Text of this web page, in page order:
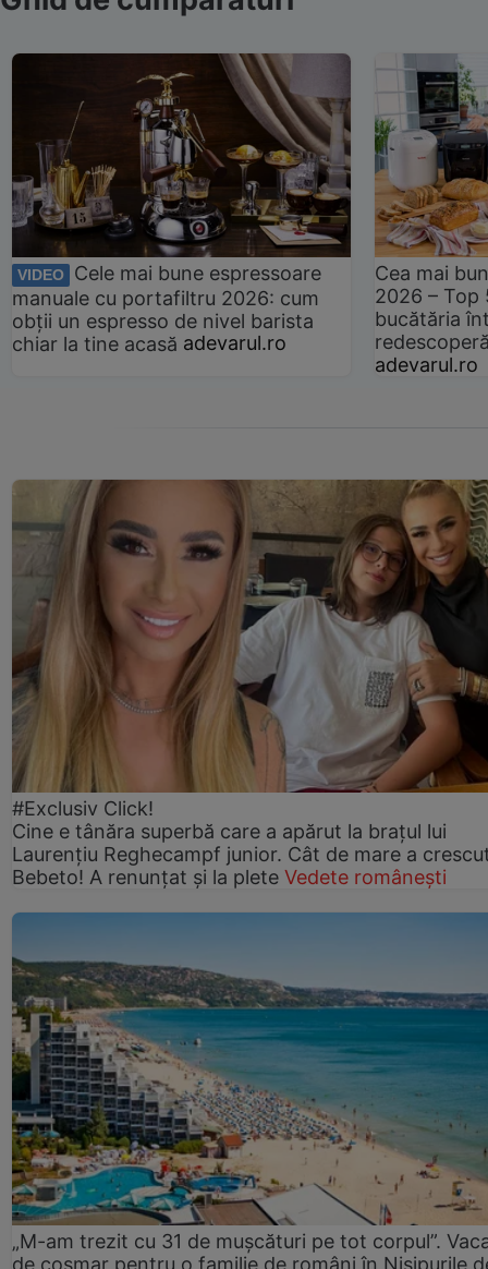
VIDEO
Cele mai bune espressoare
manuale cu portafiltru 2026: cum
obții un espresso de nivel barista
chiar la tine acasă adevarul.ro
Cea mai
2026 –
bucătăria
adevarul.ro
#Exclusiv Click!
Cine e tânăra superbă care a apărut la brațul lui
Laurențiu Reghecampf junior. Cât de mare a
Bebeto! A renunțat și la plete Vedete românești
„M-am trezit cu 31 de mușcături pe tot corpul”.
de coșmar pentru o familie de români în Nisipurile